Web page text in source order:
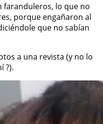
faranduleros, lo que no
porque engañaron al
que no sabían
a una revista (y no lo
?).